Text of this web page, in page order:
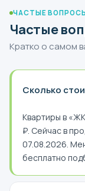
ЧАСТЫЕ
Частые
Кратко о самом
Сколько
Квартиры в
₽. Сейчас в
07.08.2026.
бесплатно